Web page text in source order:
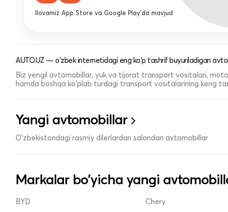
Ilovamiz App Store va Google Play'da mavjud
AUTO.UZ — o'zbek internetidagi eng ko'p tashrif buyuriladigan
Biz yengil avtomobillar, yuk va tijorat transport vositalari,
hamda boshqa ko'plab turdagi transport vositalarining keng
Yangi avtomobillar
O'zbekistondagi rasmiy dilerlardan salondan avtomobillar
Markalar bo'yicha yangi
BYD Chery